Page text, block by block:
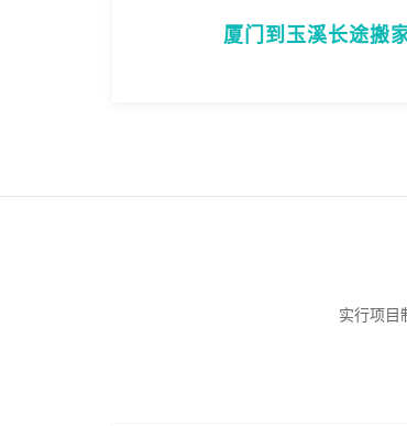
厦门到玉溪长途搬
实行项目